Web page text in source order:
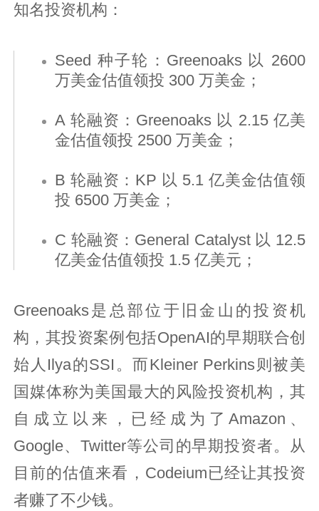
知名投资机构：
Seed 种子轮：Greenoaks 以 2600
万美金估值领投 300 万美金；
A 轮融资：Greenoaks 以 2.15 亿美
金估值领投 2500 万美金；
B 轮融资：KP 以 5.1 亿美金估值领
投 6500 万美金；
C 轮融资：General Catalyst 以 12.5
亿美金估值领投 1.5 亿美元；
Greenoaks是总部位于旧金山的投资机
构，其投资案例包括OpenAI的早期联合创
始人Ilya的SSI。而Kleiner Perkins则被美
国媒体称为美国最大的风险投资机构，其
自成立以来，已经成为了Amazon、
Google、Twitter等公司的早期投资者。从
目前的估值来看，Codeium已经让其投资
者赚了不少钱。